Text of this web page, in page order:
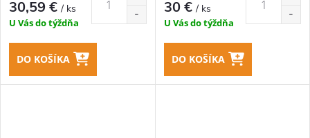
30,59 €/ ks
U Vás do týždňa
DO KOŠÍKA
30 €/ ks
U Vás do týždňa
DO KOŠÍKA